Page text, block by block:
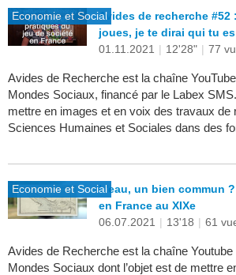
Economie et SocialAvides de recherche
joues, je te dirai qui tu
01.11.2021 | 12'28" | 77
Avides de Recherche est la chaîne
Mondes Sociaux, financé par le Labex
mettre en images et en voix des travaux de
Sciences Humaines et Sociales dans des
Economie et SocialL'eau, un bien commun
en France au XIXe
06.07.2021 | 13'18 | 61
Avides de Recherche est la chaîne
Mondes Sociaux dont l’objet est de mettre